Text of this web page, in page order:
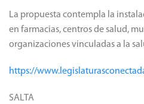
La propuesta contempla la
en farmacias, centros de salud,
organizaciones vinculadas a la
https://
SALTA